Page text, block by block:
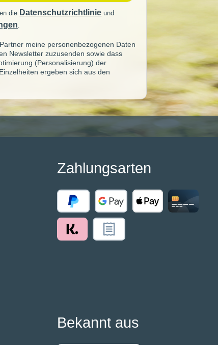
die Datenschutzrichtlinie und
.
meine personenbezogenen Daten
Newsletter zuzusenden sowie dass
(Personalisierung) der
ergeben sich aus den
Zahlungsarten
Bekannt aus